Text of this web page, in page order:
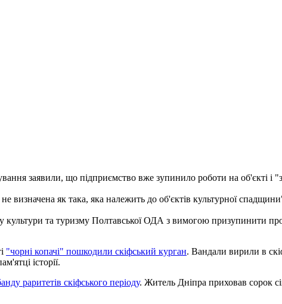
заявили, що підприємство вже зупинило роботи на об'єкті і
визначена як така, яка належить до об'єктів культурної
та туризму Полтавської ОДА з вимогою призупинити
"чорні копачі" пошкодили скіфський курган. Вандали вирили в
історії.
раритетів скіфського періоду. Житель Дніпра приховав сорок